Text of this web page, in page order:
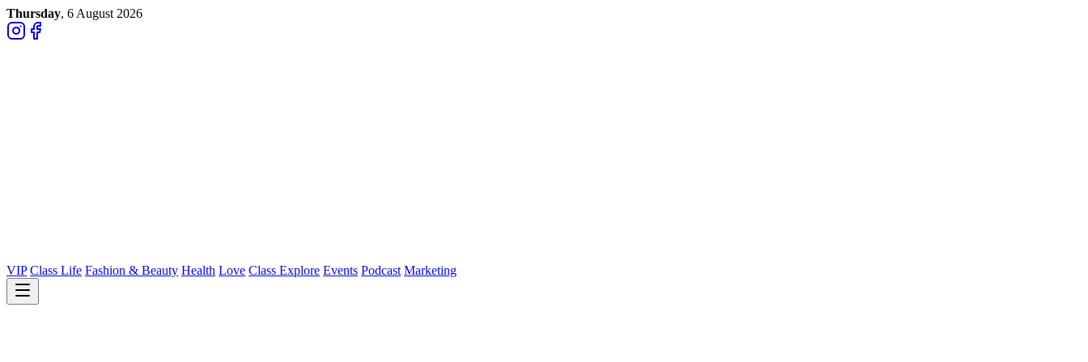
Thursday, 6 August 2026
VIP Class Life Fashion & Beauty Health Love Class Explore Events Podcast Marketing